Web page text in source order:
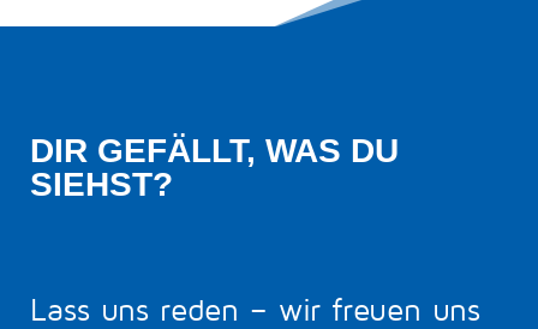
DIR GEFÄLLT, WAS DU
SIEHST?
Lass uns reden – wir freuen uns